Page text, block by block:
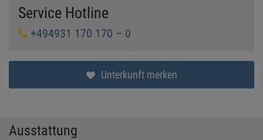
Service Hotline
+494931 170 170 – 0
Unterkunft merken
Ausstattung